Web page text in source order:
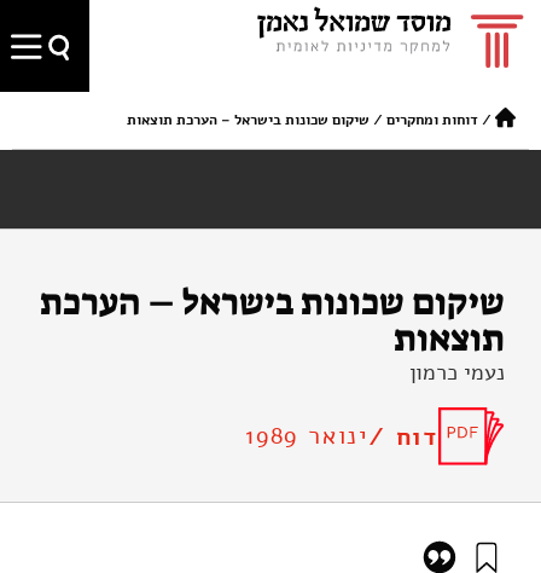
/דוחות ומחקרים / שיקום שכונות בישראל – הערכת תוצאות
שיקום שכונות בישראל – הערכת
תוצאות
נעמי כרמון
דוח /ינואר 1989